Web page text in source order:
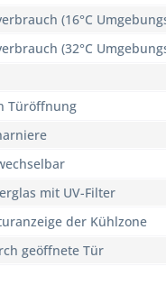
(16°C
(32°C
Türöffnung
mit UV-Filter
der Kühlzone
geöffnete Tür